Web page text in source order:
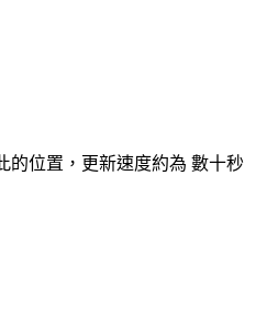
的位置，更新速度約為 數十秒